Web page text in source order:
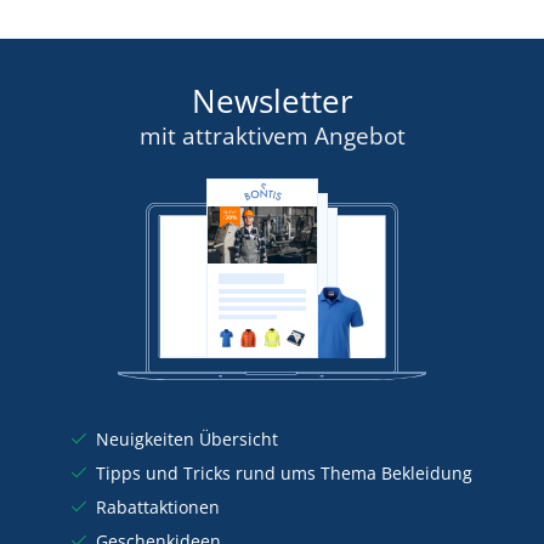
Newsletter
mit attraktivem Angebot
Neuigkeiten Übersicht
Tipps und Tricks rund ums Thema Bekleidung
Rabattaktionen